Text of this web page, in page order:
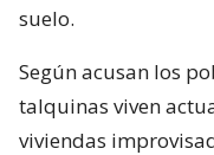
suelo.
Según acusan los
talquinas viven
viviendas